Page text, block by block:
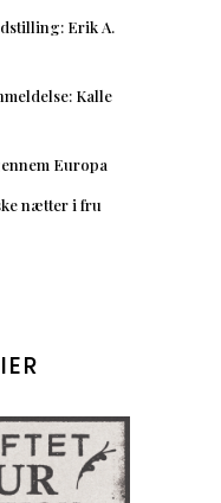
Erik A.
Kalle
Europa
nætter i fru